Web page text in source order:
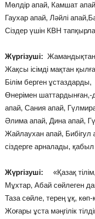
Мөлдір апай, Камшат
Гаухар апай, Ләйлі
Сіздер үшін КВН
Жүргізуші: Жамандықтан
Жақсы ісімді мақтан
Білім берген ұстаздарды,
Өнерімен
апай, Сания апай,
Әлима апай, Дина апай,
Жайлаухан апай, Бибігул
сіздерге арналады,
Жүргізуші:
«Қазақ тілім,
Мұхтар, Абай сөйлеген
Таза сөйле, терең ұқ, көп-
Жоғары ұста мәңгілік